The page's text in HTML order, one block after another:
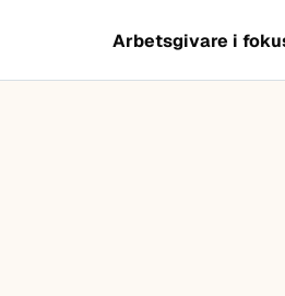
Arbetsgivare i